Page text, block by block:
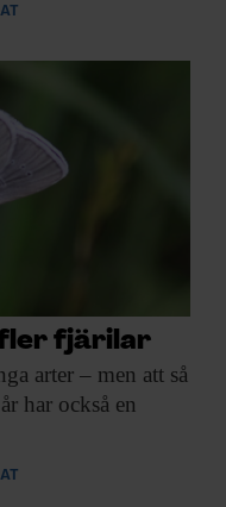
fjärilar
arter – men att så
har också en